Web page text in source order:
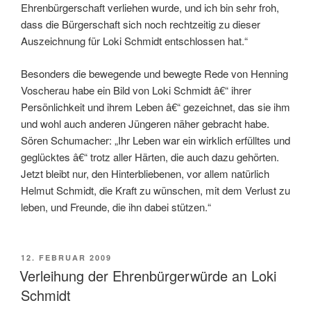
Ehrenbürgerschaft verliehen wurde, und ich bin sehr froh,
dass die Bürgerschaft sich noch rechtzeitig zu dieser
Auszeichnung für Loki Schmidt entschlossen hat.“
Besonders die bewegende und bewegte Rede von Henning
Voscherau habe ein Bild von Loki Schmidt â€“ ihrer
Persönlichkeit und ihrem Leben â€“ gezeichnet, das sie ihm
und wohl auch anderen Jüngeren näher gebracht habe.
Sören Schumacher: „Ihr Leben war ein wirklich erfülltes und
geglücktes â€“ trotz aller Härten, die auch dazu gehörten.
Jetzt bleibt nur, den Hinterbliebenen, vor allem natürlich
Helmut Schmidt, die Kraft zu wünschen, mit dem Verlust zu
leben, und Freunde, die ihn dabei stützen.“
VERÖFFENTLICHT
AM
12. FEBRUAR 2009
Verleihung der Ehrenbürgerwürde an Loki
Schmidt